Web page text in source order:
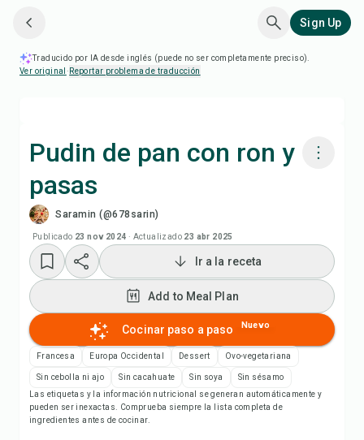
Sign Up
Traducido por IA desde inglés (puede no ser completamente preciso).
Ver original · Reportar problema de traducción
Pudin de pan con ron y
pasas
Saramin (@678sarin)
Publicado 23 nov 2024 · Actualizado 23 abr 2025
Add to Meal Plan
Add to Shopping List
Notas de la receta
Guardar
Ir a la receta
Add to Meal Plan
Cocinar paso a paso Nuevo
Francesa Europa Occidental Dessert Ovo-vegetariana
Sin cebolla ni ajo Sin cacahuate Sin soya
Sin sésamo
Las etiquetas y la información nutricional se generan automáticamente y
pueden ser inexactas. Comprueba siempre la lista completa de
ingredientes antes de cocinar.